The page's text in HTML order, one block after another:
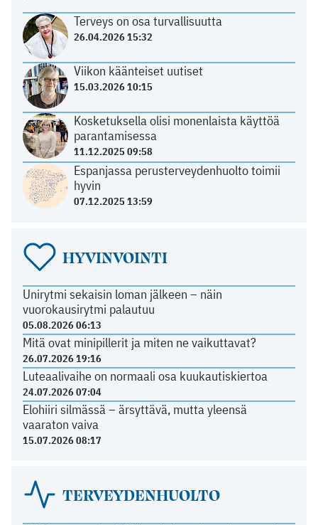
Terveys on osa turvallisuutta
26.04.2026 15:32
Viikon käänteiset uutiset
15.03.2026 10:15
Kosketuksella olisi monenlaista käyttöä
parantamisessa
11.12.2025 09:58
Espanjassa perusterveydenhuolto toimii
hyvin
07.12.2025 13:59
HYVINVOINTI
Unirytmi sekaisin loman jälkeen – näin
vuorokausirytmi palautuu
05.08.2026 06:13
Mitä ovat minipillerit ja miten ne vaikuttavat?
26.07.2026 19:16
Luteaalivaihe on normaali osa kuukautiskiertoa
24.07.2026 07:04
Elohiiri silmässä – ärsyttävä, mutta yleensä
vaaraton vaiva
15.07.2026 08:17
TERVEYDENHUOLTO